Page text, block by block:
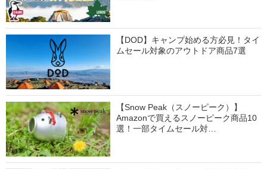
【DOD】キャンプ始める方必見！タイ
ムセール対象のアウトドア商品7選
【Snow Peak（スノーピーク）】
Amazonで買えるスノーピーク商品10
選！一部タイムセール対…